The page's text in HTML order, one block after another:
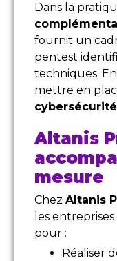
Dans la
fournit un
pentest
techniques.
mettre en
Altanis
mesure
Chez Altanis
les
pour :
Réaliser